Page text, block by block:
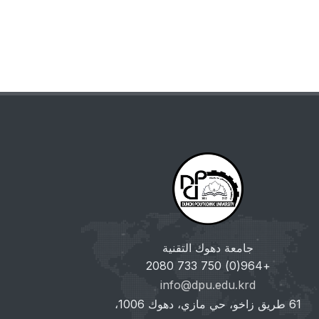
جامعة دهوك التقنية
+964(0) 750 733 2080
info@dpu.edu.krd
61 طريق زاخو، حي مازي، دهوك 1006،